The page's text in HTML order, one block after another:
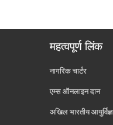
महत्वपूर्ण लिंक
नागरिक चार्टर
एम्स ऑनलाइन दान
अखिल भारतीय